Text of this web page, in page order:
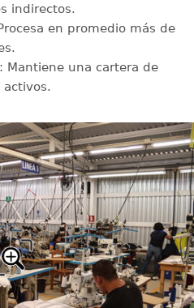
indirectos.
en promedio más de
Mantiene una cartera de